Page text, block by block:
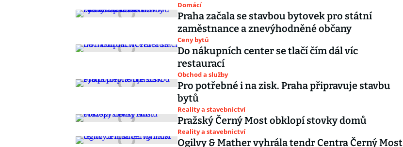
Domácí
Praha začala se stavbou bytovek pro státní
zaměstnance a znevýhodněné občany
Ceny bytů
Do nákupních center se tlačí čím dál víc
restaurací
Obchod a služby
Pro potřebné i na zisk. Praha připravuje stavbu
bytů
Reality a stavebnictví
Pražský Černý Most obklopí stovky domů
Reality a stavebnictví
Ogilvy & Mather vyhrála tendr Centra Černý Most